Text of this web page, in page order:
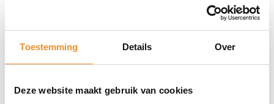
Toestemming Details Over
Deze website maakt gebruik van cookies